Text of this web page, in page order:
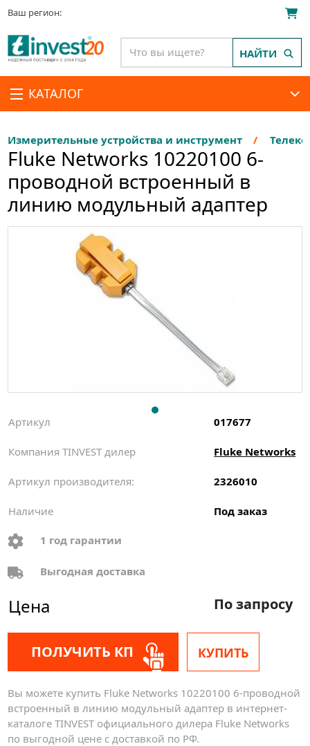
Ваш регион:
КАТАЛОГ
НАЙТИ
Измерительные устройства и инструмент
Fluke Networks 10220100 6-
проводной встроенный в
линию модульный адаптер
Артикул 017677
Компания TINVEST дилер Fluke Networks
Артикул производителя: 2326010
Наличие Под заказ
1 год гарантии
Выгодная доставка
Цена По запросу
ПОЛУЧИТЬ КП КУПИТЬ
Вы можете купить Fluke Networks 10220100 6-проводной
встроенный в линию модульный адаптер в интернет-
каталоге TINVEST официального дилера Fluke Networks
по выгодной цене с доставкой по РФ.